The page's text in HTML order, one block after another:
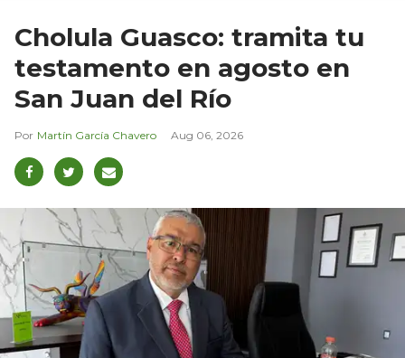
Cholula Guasco: tramita tu
testamento en agosto en
San Juan del Río
Martín García Chavero Aug 06, 2026